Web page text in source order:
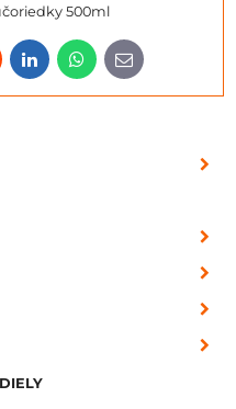
500ml
LinkedInWhatsApp
E-
mail